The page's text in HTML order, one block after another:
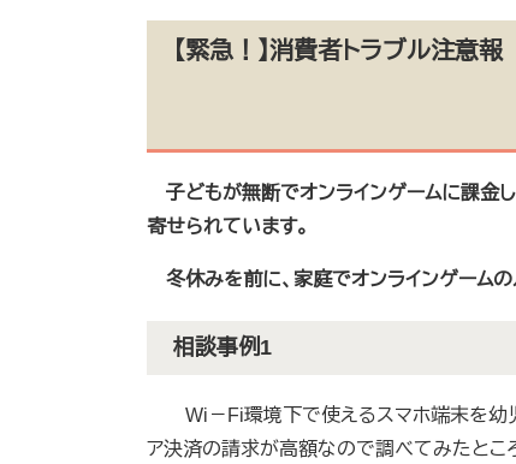
【緊急！】消費
子どもが無断でオンラインゲームに課金
寄せられています。
冬休みを前に、家庭でオンラインゲームの
相談事例1
Wi－Fi環境下で使えるスマホ端末を幼児
ア決済の請求が高額なので調べてみたとこ